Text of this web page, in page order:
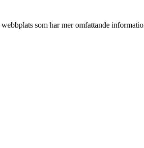
som har mer omfattande